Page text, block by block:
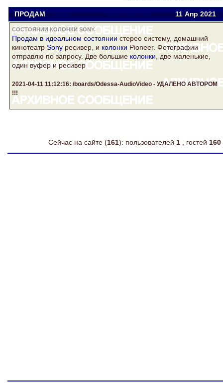
ПРОДАМ Иван tka4ik@ukr.net 11 Апр2021
СОСТОЯНИИ КОЛОНКИ SONY.
Продам в идеальном состоянии стерео систему, домашний
кинотеатр Sony ресивер, и колонки Pioneer. Фотографии
отправлю по запросу. Две большие колонки , две маленькие,
один вуфер и ресивер
2021-04-11 11:12:16: /boards/Odessa-AudioVideo - УДАЛЕНО АВТОРОМ
!!!
Сейчас на сайте (161): пользователей 1 , гостей 160